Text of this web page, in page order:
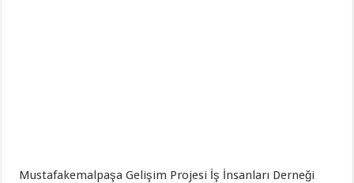
Mustafakemalpaşa Gelişim Projesi İş İnsanları Derneği